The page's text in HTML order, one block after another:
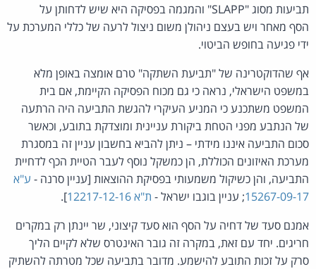
תביעות מסוג "SLAPP" והמגמה בפסיקה היא שיש לדחותן על
הסף מאחר ויש בעצם ניהולן משום ניצול לרעה של כללי המערכת על
ידי פגיעה בחופש הביטוי.
אף שהדוקטרינה של "תביעת השתקה" טרם אומצה באופן מלא
במשפט הישראלי, נראה כי גם מכוח הפסיקה הקיימת, אם בית
המשפט משתכנע כי המניע העיקרי להגשת התביעה היה הרתעה
של הנתבע מפני הטחת ביקורת עניינית ומוצדקת בתובע, וכאשר
סכום התביעה איננו מידתי – ניתן להביא בחשבון עניין זה במסגרת
מערכת האיזונים הכוללת, הן כמשקל נוסף לעבר הטיית הכף לדחיית
התביעה, והן כשיקול משמעותי בפסיקת ההוצאות [עניין סרנה - ע"א
15267-09-17; עניין בוגבו ישראל - ת"א 12217-12-16
].
אמנם סעד של דחיה על הסף הוא סעד קיצוני, שר יינתן רק במקרים
חריגים. יחד עם זאת, במקרה זה גובר האינטרס שלא לקיים הליך
סרק על זכות התובע להישמע. מדובר בתביעה שכל מטרתה להשתיק